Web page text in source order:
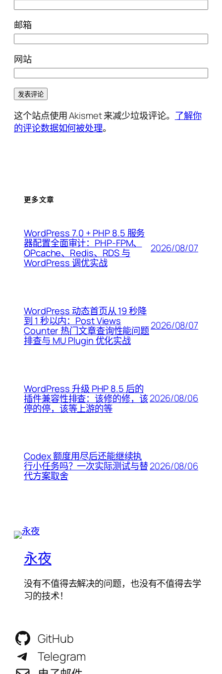
邮箱
网站
这个站点使用 Akismet 来减少垃圾评论。 了解你
的评论数据如何被处理。
更多文章
WordPress 7.0 + PHP 8.5 服务
器配置全面审计：PHP-FPM、
OPcache、Redis、RDS 与
WordPress 调优实战
2026/08/07
WordPress 动态首页从 19 秒降
到 1 秒以内：Post Views
Counter 热门文章查询性能问题
排查与 MU Plugin 优化实战
2026/08/07
WordPress 升级 PHP 8.5 后的
插件兼容性排查：该修的修，该
停的停，该等上游的等
2026/08/06
Codex 额度用尽后还能继续执
行小任务吗？一次实际测试与替
代方案取舍
2026/08/06
永夜
没有不值得去解决的问题，也没有不值得去学
习的技术！
GitHub
Telegram